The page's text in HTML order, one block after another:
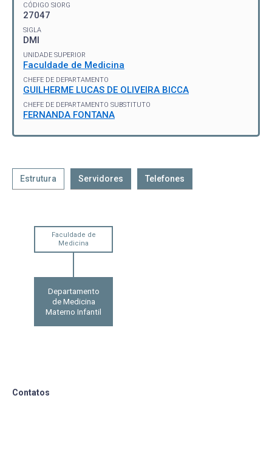
CÓDIGO SIORG
27047
SIGLA
DMI
UNIDADE SUPERIOR
Faculdade de Medicina
CHEFE DE DEPARTAMENTO
GUILHERME LUCAS DE OLIVEIRA BICCA
CHEFE DE DEPARTAMENTO SUBSTITUTO
FERNANDA FONTANA
Estrutura Servidores Telefones
Faculdade de
Medicina
Departamento
de Medicina
Materno Infantil
Contatos